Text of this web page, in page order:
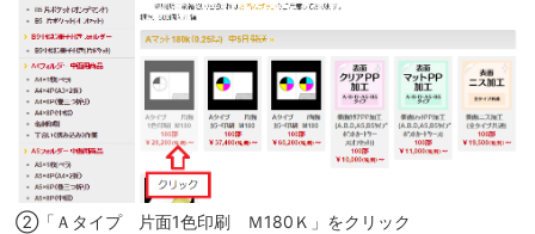
②「Ａタイプ 片面1色印刷 Ｍ180Ｋ」をクリック